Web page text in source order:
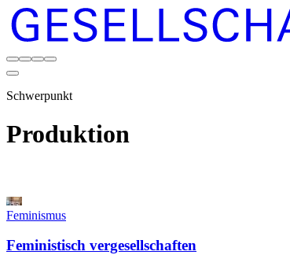
Schwerpunkt
Produktion
Feminismus
Feministisch vergesellschaften